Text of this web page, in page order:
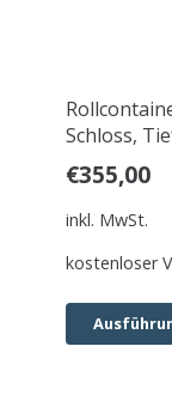
Schloss,
€355,00
inkl. MwSt.
kostenloser